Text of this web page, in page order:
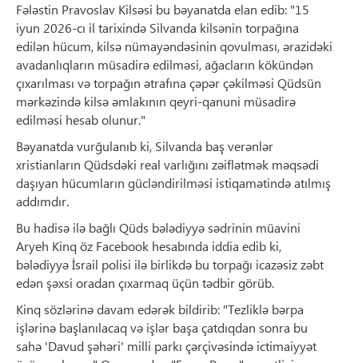
Fələstin Pravoslav Kilsəsi bu bəyanatda elan edib: "15
iyun 2026-cı il tarixində Silvanda kilsənin torpağına
edilən hücum, kilsə nümayəndəsinin qovulması, ərazidəki
avadanlıqların müsadirə edilməsi, ağacların kökündən
çıxarılması və torpağın ətrafına çəpər çəkilməsi Qüdsün
mərkəzində kilsə əmlakının qeyri-qanuni müsadirə
edilməsi hesab olunur."
Bəyanatda vurğulanıb ki, Silvanda baş verənlər
xristianların Qüdsdəki real varlığını zəiflətmək məqsədi
daşıyan hücumların gücləndirilməsi istiqamətində atılmış
addımdır.
Bu hadisə ilə bağlı Qüds bələdiyyə sədrinin müavini
Aryeh Kinq öz Facebook hesabında iddia edib ki,
bələdiyyə İsrail polisi ilə birlikdə bu torpağı icazəsiz zəbt
edən şəxsi oradan çıxarmaq üçün tədbir görüb.
Kinq sözlərinə davam edərək bildirib: "Tezliklə bərpa
işlərinə başlanılacaq və işlər başa çatdıqdan sonra bu
sahə 'Davud şəhəri' milli parkı çərçivəsində ictimaiyyət